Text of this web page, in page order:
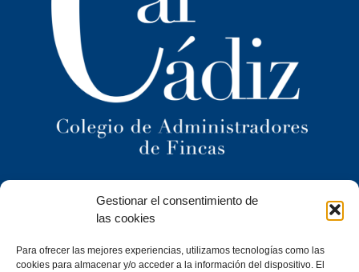
Gestionar el consentimiento de
las cookies
Para ofrecer las mejores experiencias, utilizamos tecnologías como las
cookies para almacenar y/o acceder a la información del dispositivo. El
Ilustre Colegio Territorial
de Administradores de Fincas
de Cádiz y
C/ Caracuel, 24-1º Izq · 11402 Jerez de la Frontera (Cádiz)